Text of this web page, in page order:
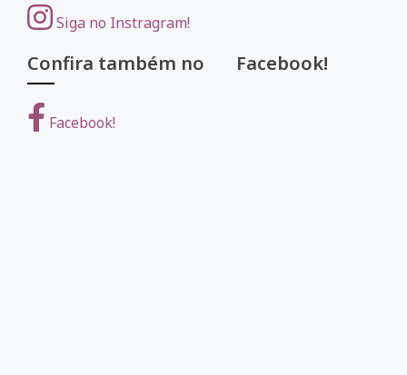
Siga no Instragram!
Confira também no Facebook!
Facebook!